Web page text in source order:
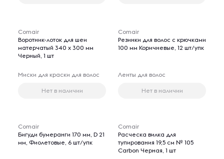
Comair
Воротник-лоток для шеи
матерчатый 340 х 300 мм
Черный, 1 шт
Миски для краски для волос
Нет в наличии
Comair
Резинки для волос с крючками
100 мм Коричневые, 12 шт/упк
Ленты для волос
Нет в наличии
Comair
Бигуди бумеранги 170 мм, D 21
мм, Фиолетовые, 6 шт/упк
Comair
Расческа вилка для
тупирования 19,5 см № 105
Carbon Черная, 1 шт